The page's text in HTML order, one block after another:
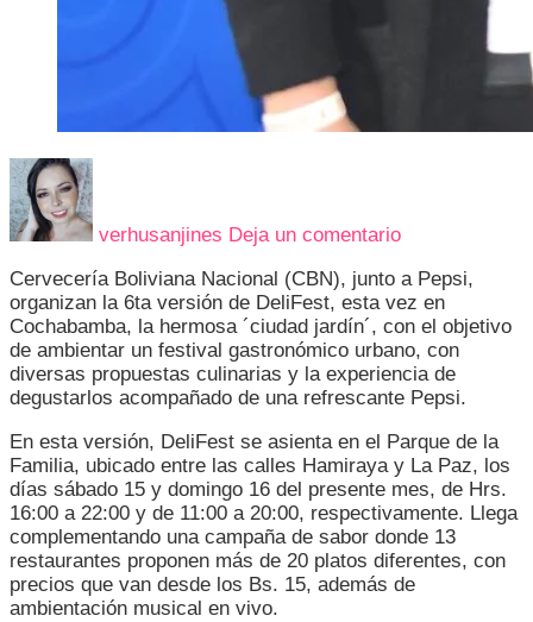
verhusanjines Deja un comentarioFESTIVAL
URBANO
DE
PEPSI,
LLEGA
A
Cervecería Boliviana Nacional (CBN), junto a Pepsi,
organizan la 6ta versión de DeliFest, esta vez en
Cochabamba, la hermosa ´ciudad jardín´, con el objetivo
de ambientar un festival gastronómico urbano, con
diversas propuestas culinarias y la experiencia de
degustarlos acompañado de una refrescante Pepsi.
En esta versión, DeliFest se asienta en el Parque de la
Familia, ubicado entre las calles Hamiraya y La Paz, los
días sábado 15 y domingo 16 del presente mes, de Hrs.
16:00 a 22:00 y de 11:00 a 20:00, respectivamente. Llega
complementando una campaña de sabor donde 13
restaurantes proponen más de 20 platos diferentes, con
precios que van desde los Bs. 15, además de
ambientación musical en vivo.